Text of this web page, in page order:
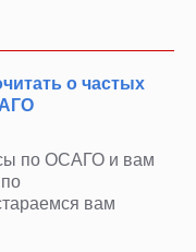
о частых
по ОСАГО и вам
вам